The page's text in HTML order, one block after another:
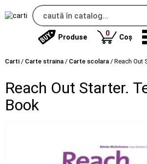
Produse 0produse
Coș
Carti / Carte straina / Carte scolara / Reach Out
Reach Out Starter.
Book